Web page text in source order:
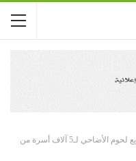
فرع مؤسسة الشهداء بصعدة يدشن مشروع توزيع لحوم الأضاحي لـ5 آلاف أسرة من